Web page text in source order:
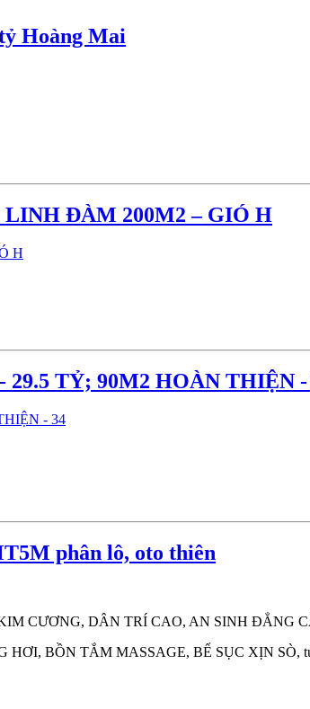
Hoàng Mai
ĐÀM 200M2 – GIÓ H
TỶ; 90M2 HOÀN THIỆN -
phân lô, oto thiên
CƯƠNG, DÂN TRÍ CAO, AN SINH ĐẲNG
BỒN TẮM MASSAGE, BỂ SỤC XỊN SÒ,